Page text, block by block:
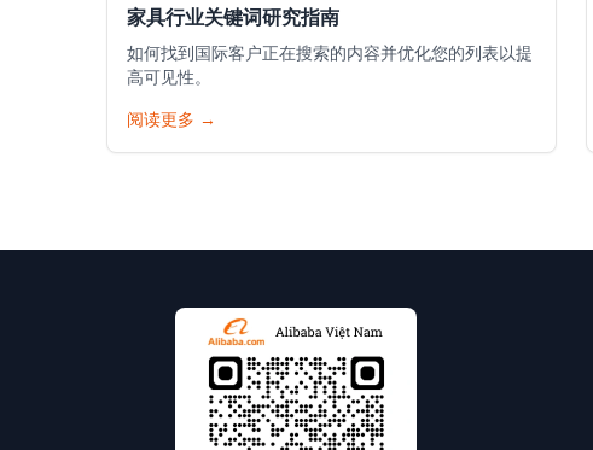
家具行业关键词研究指南
如何找到国际客户正在搜索的内容并优化您的列表以提
高可见性。
阅读更多 →